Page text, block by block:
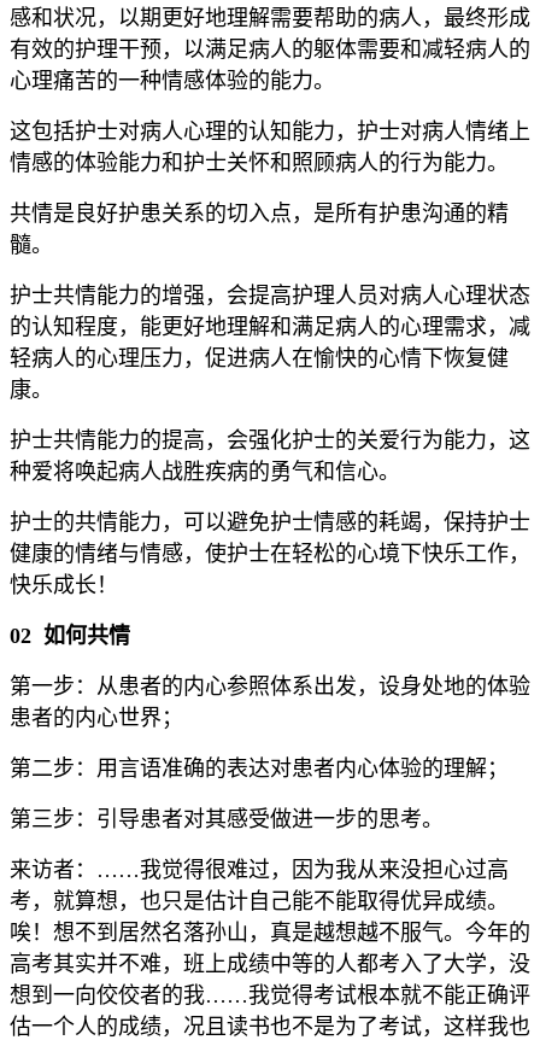
感和状况，以期更好地理解需要帮助的病人，最终形成
有效的护理干预，以满足病人的躯体需要和减轻病人的
心理痛苦的一种情感体验的能力。
这包括护士对病人心理的认知能力，护士对病人情绪上
情感的体验能力和护士关怀和照顾病人的行为能力。
共情是良好护患关系的切入点，是所有护患沟通的精
髓。
护士共情能力的增强，会提高护理人员对病人心理状态
的认知程度，能更好地理解和满足病人的心理需求，减
轻病人的心理压力，促进病人在愉快的心情下恢复健
康。
护士共情能力的提高，会强化护士的关爱行为能力，这
种爱将唤起病人战胜疾病的勇气和信心。
护士的共情能力，可以避免护士情感的耗竭，保持护士
健康的情绪与情感，使护士在轻松的心境下快乐工作，
快乐成长！
02 如何共情
第一步：从患者的内心参照体系出发，设身处地的体验
患者的内心世界；
第二步：用言语准确的表达对患者内心体验的理解；
第三步：引导患者对其感受做进一步的思考。
来访者：……我觉得很难过，因为我从来没担心过高
考，就算想，也只是估计自己能不能取得优异成绩。
唉！想不到居然名落孙山，真是越想越不服气。今年的
高考其实并不难，班上成绩中等的人都考入了大学，没
想到一向佼佼者的我……我觉得考试根本就不能正确评
估一个人的成绩，况且读书也不是为了考试，这样我也